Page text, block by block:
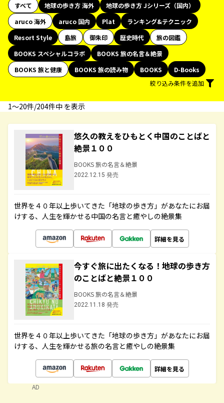
すべて 地球の歩き方 海外
地球の歩き方 Jシリーズ（国内）
aruco 海外
aruco 国内 Plat
ランキング&テクニック
Resort Style
島旅 御朱印 歴史時代
旅の図鑑
BOOKS スペシャルコラボ
BOOKS 旅の名言＆絶景
BOOKS 旅と健康
BOOKS 旅の読み物 BOOKS
D-Books
絞り込み条件を追加
1〜20件/204件中 を表示
悠久の教えをひもとく中国のことばと
絶景１００
BOOKS 旅の名言＆絶景
2022.12.15 発売
世界を４０年以上歩いてきた「地球の歩き方」があなたにお届
けする、人生を輝かせる中国の名言と癒やしの絶景集
詳細を見る
今すぐ旅に出たくなる！地球の歩き方
のことばと絶景１００
BOOKS 旅の名言＆絶景
2022.11.18 発売
世界を４０年以上歩いてきた「地球の歩き方」があなたにお届
けする、人生を輝かせる旅の名言と癒やしの絶景集
詳細を見る
AD